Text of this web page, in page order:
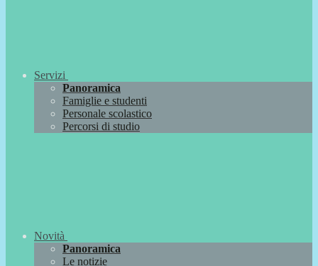
Servizi
Panoramica
Famiglie e studenti
Personale scolastico
Percorsi di studio
Novità
Panoramica
Le notizie